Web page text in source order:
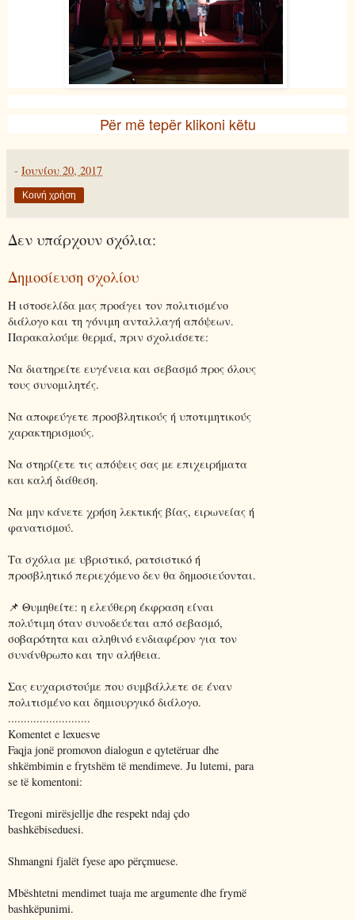
Për më tepër klikoni këtu
- Ιουνίου 20, 2017
Κοινή χρήση
Δεν υπάρχουν σχόλια:
Δημοσίευση σχολίου
Η ιστοσελίδα μας προάγει τον πολιτισμένο
διάλογο και τη γόνιμη ανταλλαγή απόψεων.
Παρακαλούμε θερμά, πριν σχολιάσετε:
Να διατηρείτε ευγένεια και σεβασμό προς όλους
τους συνομιλητές.
Να αποφεύγετε προσβλητικούς ή υποτιμητικούς
χαρακτηρισμούς.
Να στηρίζετε τις απόψεις σας με επιχειρήματα
και καλή διάθεση.
Να μην κάνετε χρήση λεκτικής βίας, ειρωνείας ή
φανατισμού.
Τα σχόλια με υβριστικό, ρατσιστικό ή
προσβλητικό περιεχόμενο δεν θα δημοσιεύονται.
📌 Θυμηθείτε: η ελεύθερη έκφραση είναι
πολύτιμη όταν συνοδεύεται από σεβασμό,
σοβαρότητα και αληθινό ενδιαφέρον για τον
συνάνθρωπο και την αλήθεια.
Σας ευχαριστούμε που συμβάλλετε σε έναν
πολιτισμένο και δημιουργικό διάλογο.
..........................
Komentet e lexuesve
Faqja jonë promovon dialogun e qytetëruar dhe
shkëmbimin e frytshëm të mendimeve. Ju lutemi, para
se të komentoni:
Tregoni mirësjellje dhe respekt ndaj çdo
bashkëbiseduesi.
Shmangni fjalët fyese apo përçmuese.
Mbështetni mendimet tuaja me argumente dhe frymë
bashkëpunimi.